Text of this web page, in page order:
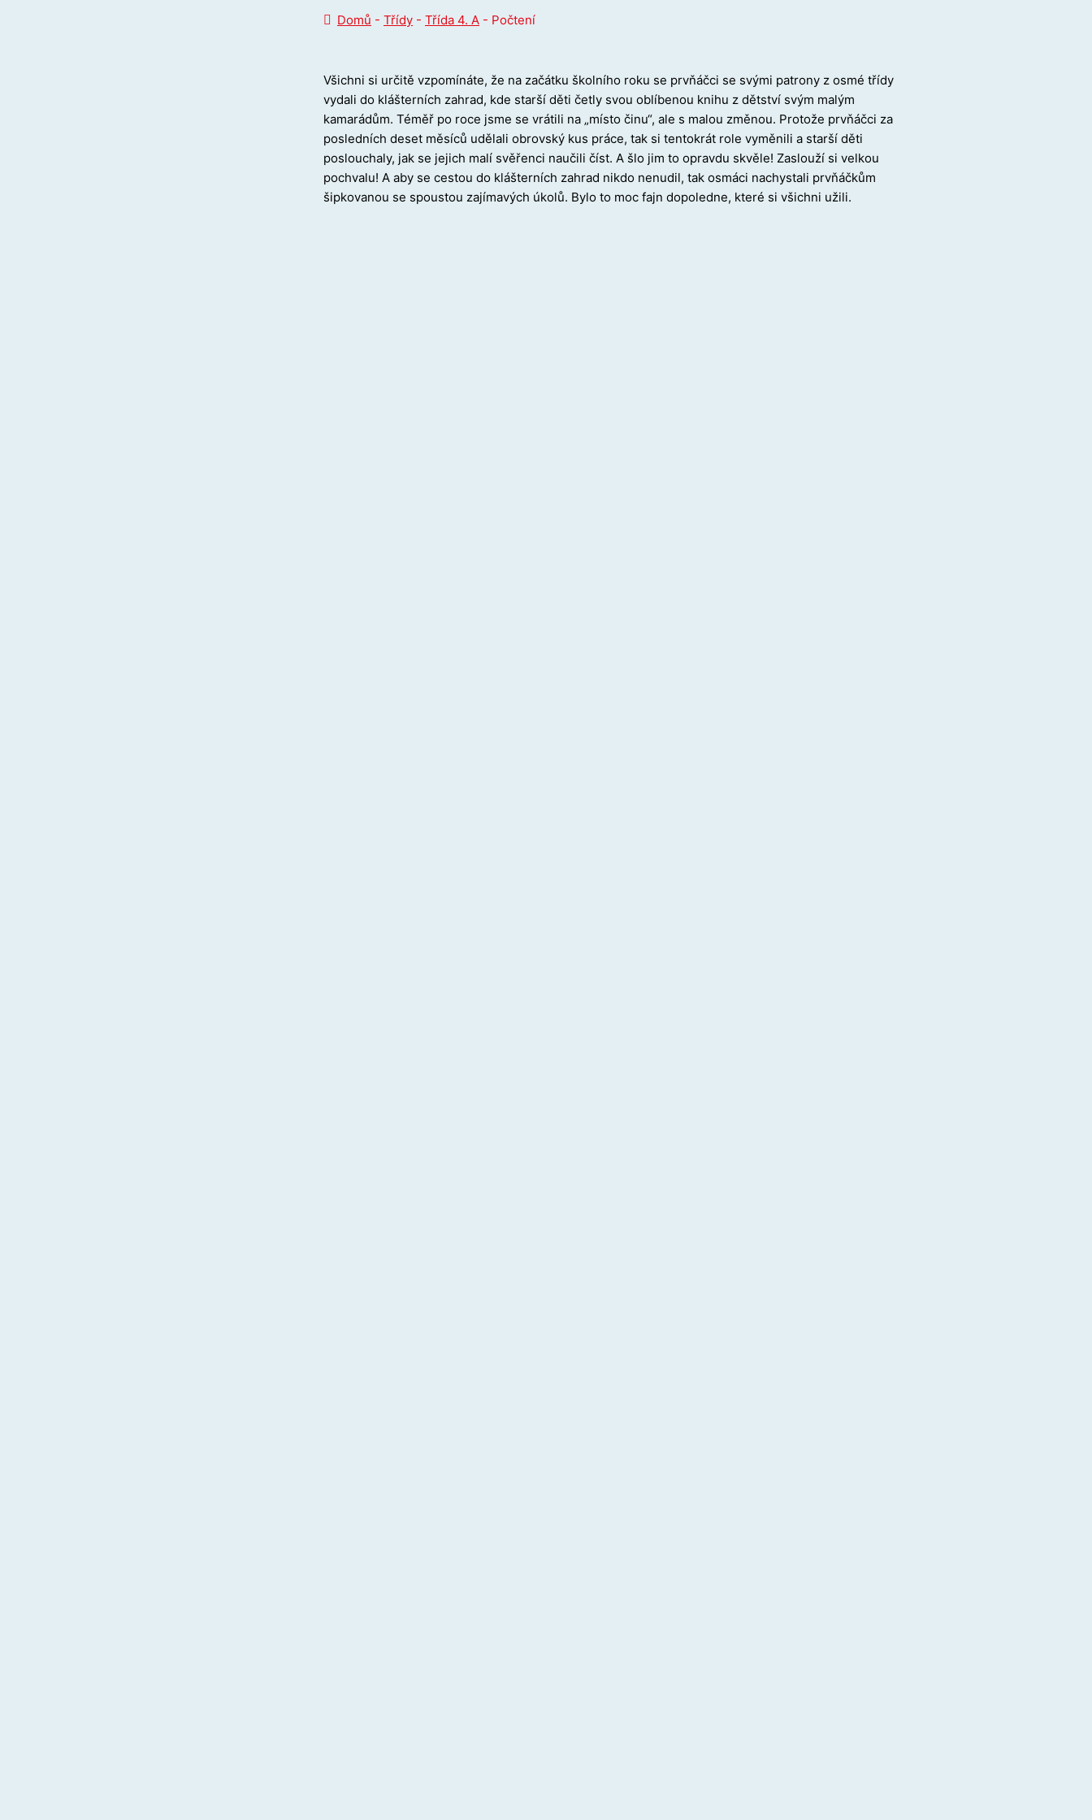
Domů - Třídy- Třída 4. A- Počtení
Všichni si určitě vzpomínáte, že na začátku školního roku se prvňáčci se svými patrony z osmé třídy
vydali do klášterních zahrad, kde starší děti četly svou oblíbenou knihu z dětství svým malým
kamarádům. Téměř po roce jsme se vrátili na „místo činu“, ale s malou změnou. Protože prvňáčci za
posledních deset měsíců udělali obrovský kus práce, tak si tentokrát role vyměnili a starší děti
poslouchaly, jak se jejich malí svěřenci naučili číst. A šlo jim to opravdu skvěle! Zaslouží si velkou
pochvalu! A aby se cestou do klášterních zahrad nikdo nenudil, tak osmáci nachystali prvňáčkům
šipkovanou se spoustou zajímavých úkolů. Bylo to moc fajn dopoledne, které si všichni užili.